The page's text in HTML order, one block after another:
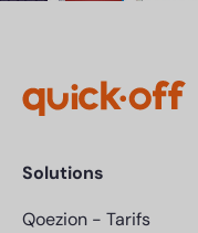
Solutions
Qoezion - Tarifs